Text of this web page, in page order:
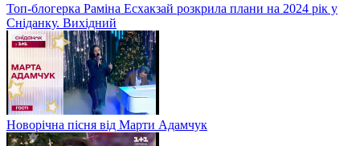
Топ-блогерка Раміна Есхакзай розкрила плани на 2024 рік у
Сніданку. Вихідний
Новорічна пісня від Марти Адамчук